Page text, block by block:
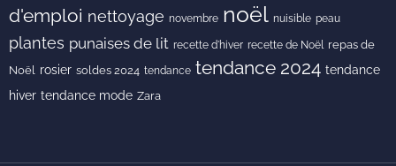
d'emploi nettoyage novembre noël nuisible peau
plantes punaises de lit recette d'hiver recette de Noël repas de
Noël rosier soldes 2024 tendance tendance 2024 tendance
hiver tendance mode Zara